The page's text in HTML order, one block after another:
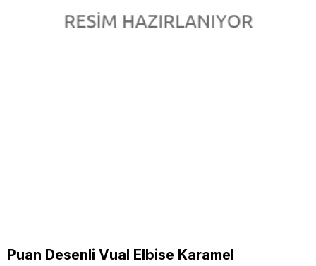
Puan Desenli Vual Elbise Karamel